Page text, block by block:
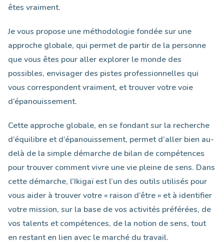
êtes vraiment.
Je vous propose une méthodologie fondée sur une
approche globale, qui permet de partir de la personne
que vous êtes pour aller explorer le monde des
possibles, envisager des pistes professionnelles qui
vous correspondent vraiment, et trouver votre voie
d’épanouissement.
Cette approche globale, en se fondant sur la recherche
d’équilibre et d’épanouissement, permet d’aller bien au-
delà de la simple démarche de bilan de compétences
pour trouver comment vivre une vie pleine de sens. Dans
cette démarche, l’Ikigaï est l’un des outils utilisés pour
vous aider à trouver votre « raison d’être » et à identifier
votre mission, sur la base de vos activités préférées, de
vos talents et compétences, de la notion de sens, tout
en restant en lien avec le marché du travail.